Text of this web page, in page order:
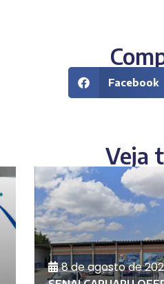
Facebook
Veja
8 de agosto de